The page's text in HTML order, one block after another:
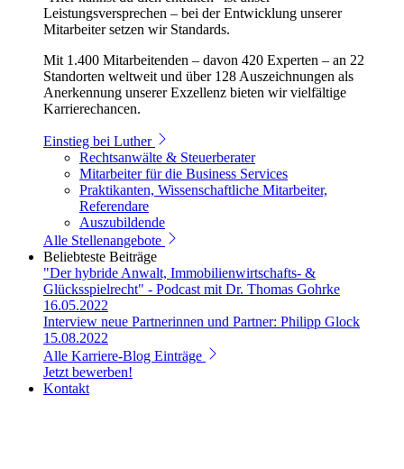
Leistungsversprechen – bei der Entwicklung unserer
Mitarbeiter setzen wir Standards.
Mit 1.400 Mitarbeitenden – davon 420 Experten – an 22
Standorten weltweit und über 128 Auszeichnungen als
Anerkennung unserer Exzellenz bieten wir vielfältige
Karrierechancen.
Einstieg bei Luther
Rechtsanwälte & Steuerberater
Mitarbeiter für die Business Services
Praktikanten, Wissenschaftliche Mitarbeiter,
Referendare
Auszubildende
Alle Stellenangebote
Beliebteste Beiträge
"Der hybride Anwalt, Immobilienwirtschafts- &
Glücksspielrecht" - Podcast mit Dr. Thomas Gohrke
16.05.2022
Interview neue Partnerinnen und Partner: Philipp Glock
15.08.2022
Alle Karriere-Blog Einträge
Jetzt bewerben!
Kontakt